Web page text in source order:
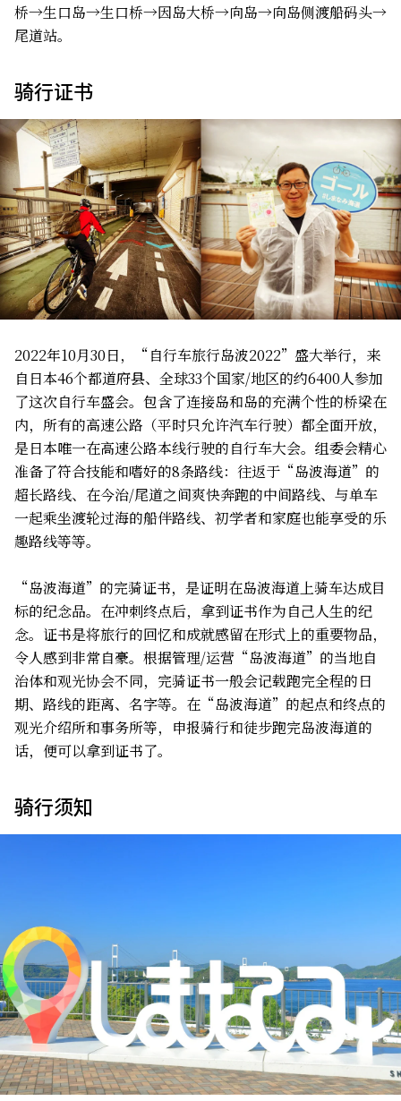
桥→生口岛→生口桥→因岛大桥→向岛→向岛侧渡船码头→
尾道站。
骑行证书
2022年10月30日，“自行车旅行岛波2022”盛大举行，来
自日本46个都道府县、全球33个国家/地区的约6400人参加
了这次自行车盛会。包含了连接岛和岛的充满个性的桥梁在
内，所有的高速公路（平时只允许汽车行驶）都全面开放，
是日本唯一在高速公路本线行驶的自行车大会。组委会精心
准备了符合技能和嗜好的8条路线：往返于“岛波海道”的
超长路线、在今治/尾道之间爽快奔跑的中间路线、与单车
一起乘坐渡轮过海的船伴路线、初学者和家庭也能享受的乐
趣路线等等。
“岛波海道”的完骑证书，是证明在岛波海道上骑车达成目
标的纪念品。在冲刺终点后，拿到证书作为自己人生的纪
念。证书是将旅行的回忆和成就感留在形式上的重要物品，
令人感到非常自豪。根据管理/运营“岛波海道”的当地自
治体和观光协会不同，完骑证书一般会记载跑完全程的日
期、路线的距离、名字等。在“岛波海道”的起点和终点的
观光介绍所和事务所等，申报骑行和徒步跑完岛波海道的
话，便可以拿到证书了。
骑行须知